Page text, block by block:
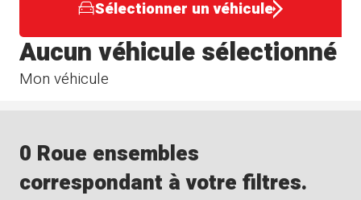
Sélectionner un véhicule
Mon véhicule
Aucun véhicule sélectionné
0 Roue ensembles
correspondant à votre filtres.